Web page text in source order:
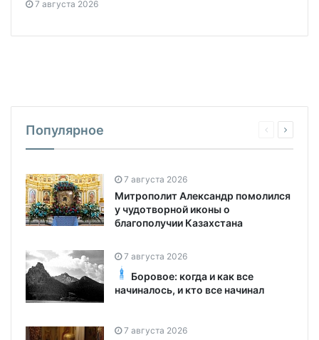
7 августа 2026
Популярное
7 августа 2026
Митрополит Александр помолился
у чудотворной иконы о
благополучии Казахстана
7 августа 2026
Боровое: когда и как все
начиналось, и кто все начинал
7 августа 2026